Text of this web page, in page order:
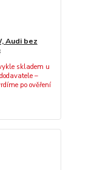
Audi bez
skladem u
dodavatele –
po ověření